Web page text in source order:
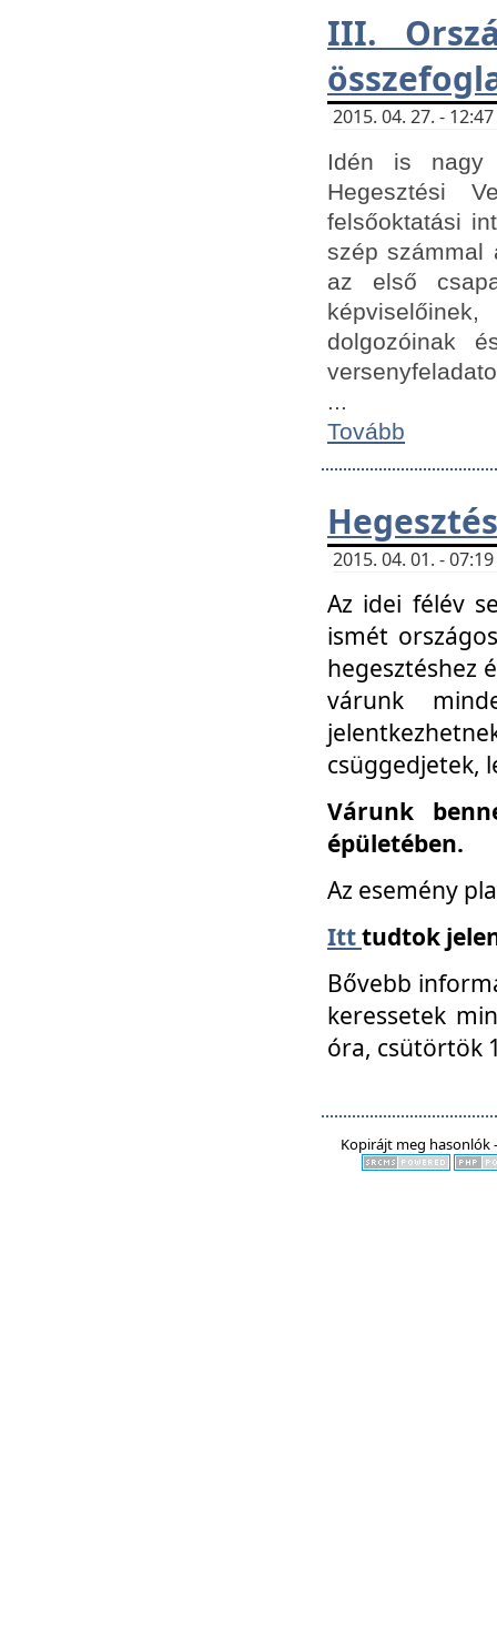
III.
2015. 04. 27. -
Idén is nagy
Hegesztési
felsőoktatási
szép számmal
az első
dolgozóinak
...
Tovább
2015. 04. 01. -
Az idei félév
ismét
hegesztéshez
várunk
csüggedjetek,
Várunk
épületében.
Az esemény
Itttudtok
Bővebb
keressetek
óra, csütörtök
Kopirájt meg hasonlók